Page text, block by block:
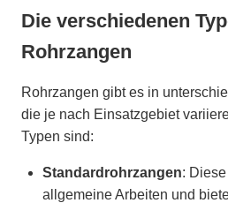
Die verschiedenen
Rohrzangen
Rohrzangen gibt es in
die je nach Einsatzgebiet
Typen sind:
Standardrohrzangen:
allgemeine Arbeiten und